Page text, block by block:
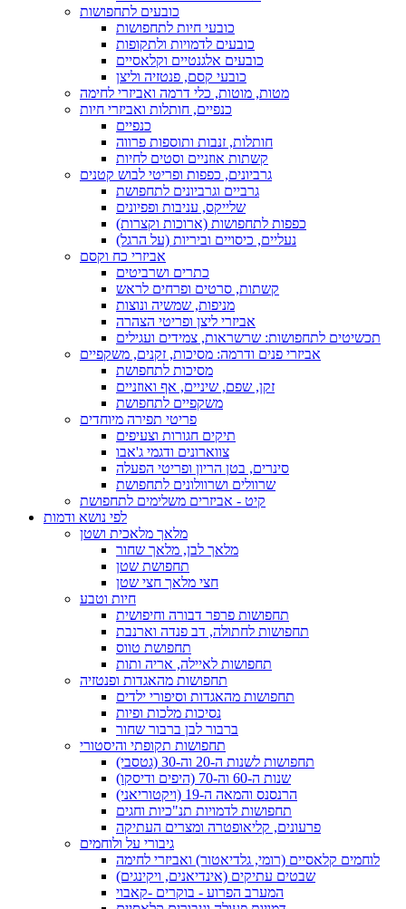
כובעים לתחפושות
כובעי חיות לתחפושות
כובעים לדמויות ולתקופות
כובעים אלגנטיים וקלאסיים
כובעי קסם, פנטזיה וליצן
מטות, מוטות, כלי דרמה ואביזרי לחימה
כנפיים, חותלות ואביזרי חיות
כנפיים
חותלות, זנבות ותוספות פרווה
קשתות אוזניים וסטים לחיות
גרביונים, כפפות ופריטי לבוש קטנים
גרביים וגרביונים לתחפושת
שלייקס, עניבות ופפיונים
כפפות לתחפושות (ארוכות וקצרות)
נעליים, כיסויים וביריות (על הרגל)
אביזרי כח וקסם
כתרים ושרביטים
קשתות, סרטים ופרחים לראש
מניפות, שמשיה ונוצות
אביזרי ליצן ופריטי הצהרה
תכשיטים לתחפושות: שרשראות, צמידים ועגילים
אביזרי פנים ודרמה: מסיכות, זקנים, משקפיים
מסיכות לתחפושת
זקן, שפם, שיניים, אף ואוזניים
משקפיים לתחפושת
פריטי תפירה מיוחדים
תיקים חגורות וצעיפים
צווארונים ודגמי ג'אבו
סינרים, בטן הריון ופריטי הפעלה
שרוולים ושרוולונים לתחפושת
קיט - אביזרים משלימים לתחפושת
לפי נושא ודמות
מלאך מלאכית ושטן
מלאך לבן, מלאך שחור
תחפושת שטן
חצי מלאך חצי שטן
חיות וטבע
תחפושות פרפר דבורה וחיפושית
תחפושות לחתולה, דב פנדה וארנבת
תחפושת טווס
תחפושות לאיילה, אריה ותות
תחפושות מהאגדות ופנטזיה
תחפושות מהאגדות וסיפורי ילדים
נסיכות מלכות ופיות
ברבור לבן ברבור שחור
תחפושות תקופתי והיסטורי
תחפושות לשנות ה-20 וה-30 (גטסבי)
שנות ה-60 וה-70 (היפים ודיסקו)
הרנסנס והמאה ה-19 (ויקטוריאני)
תחפושות לדמויות תנ"כיות וחגים
פרעונים, קליאופטרה ומצרים העתיקה
גיבורי על ולוחמים
לוחמים קלאסיים (רומי, גלדיאטור) ואביזרי לחימה
שבטים עתיקים (אינדיאנים, ויקינגים)
המערב הפרוע - בוקרים -קאבוי